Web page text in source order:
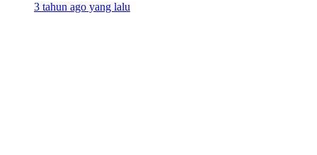
3 tahun ago yang lalu